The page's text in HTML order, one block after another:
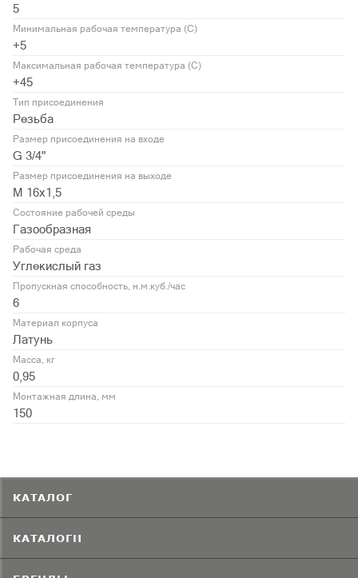
5
Минимальная рабочая температура (С)
+5
Максимальная рабочая температура (С)
+45
Тип присоединения
Резьба
Размер присоединения на входе
G 3/4"
Размер присоединения на выходе
М 16х1,5
Состояние рабочей среды
Газообразная
Рабочая среда
Углекислый газ
Пропускная способность, н.м.куб./час
6
Материал корпуса
Латунь
Масса, кг
0,95
Монтажная длина, мм
150
КАТАЛОГ
КАТАЛОГИ